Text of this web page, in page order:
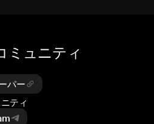
ミュニティ
パー
ティ